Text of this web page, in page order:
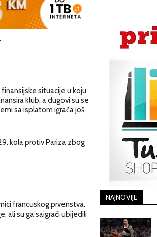
situacije u koju
klub, a dugovi su se
sa isplatom igrača još
kola protiv Pariza zbog
francuskog prvenstva.
ali su ga saigrači ubijedili
NAJNOVIJE